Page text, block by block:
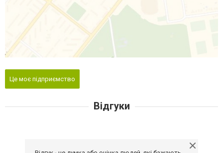
Це моє підприємство
Відгуки